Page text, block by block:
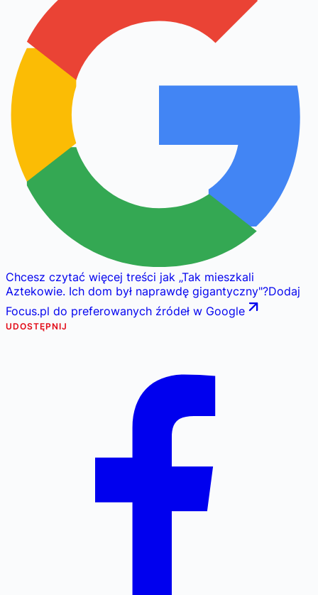
Chcesz czytać więcej treści jak „Tak mieszkali
Aztekowie. Ich dom był naprawdę gigantyczny"?Dodaj
Focus.pl do preferowanych źródeł w Google
UDOSTĘPNIJ